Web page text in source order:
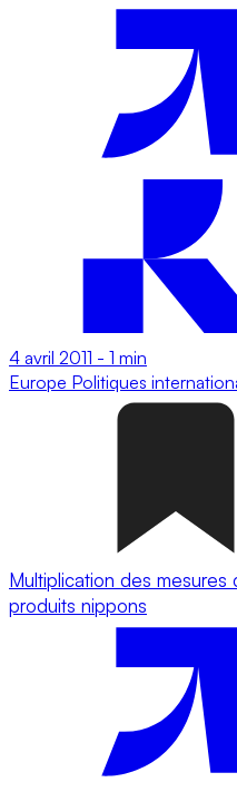
4 avril 2011 - 1 min
Europe Politiques
Multiplication des mesures
produits nippons